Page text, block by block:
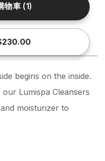
物車(1)
begins on the inside.
Lumispa Cleansers
moisturizer to